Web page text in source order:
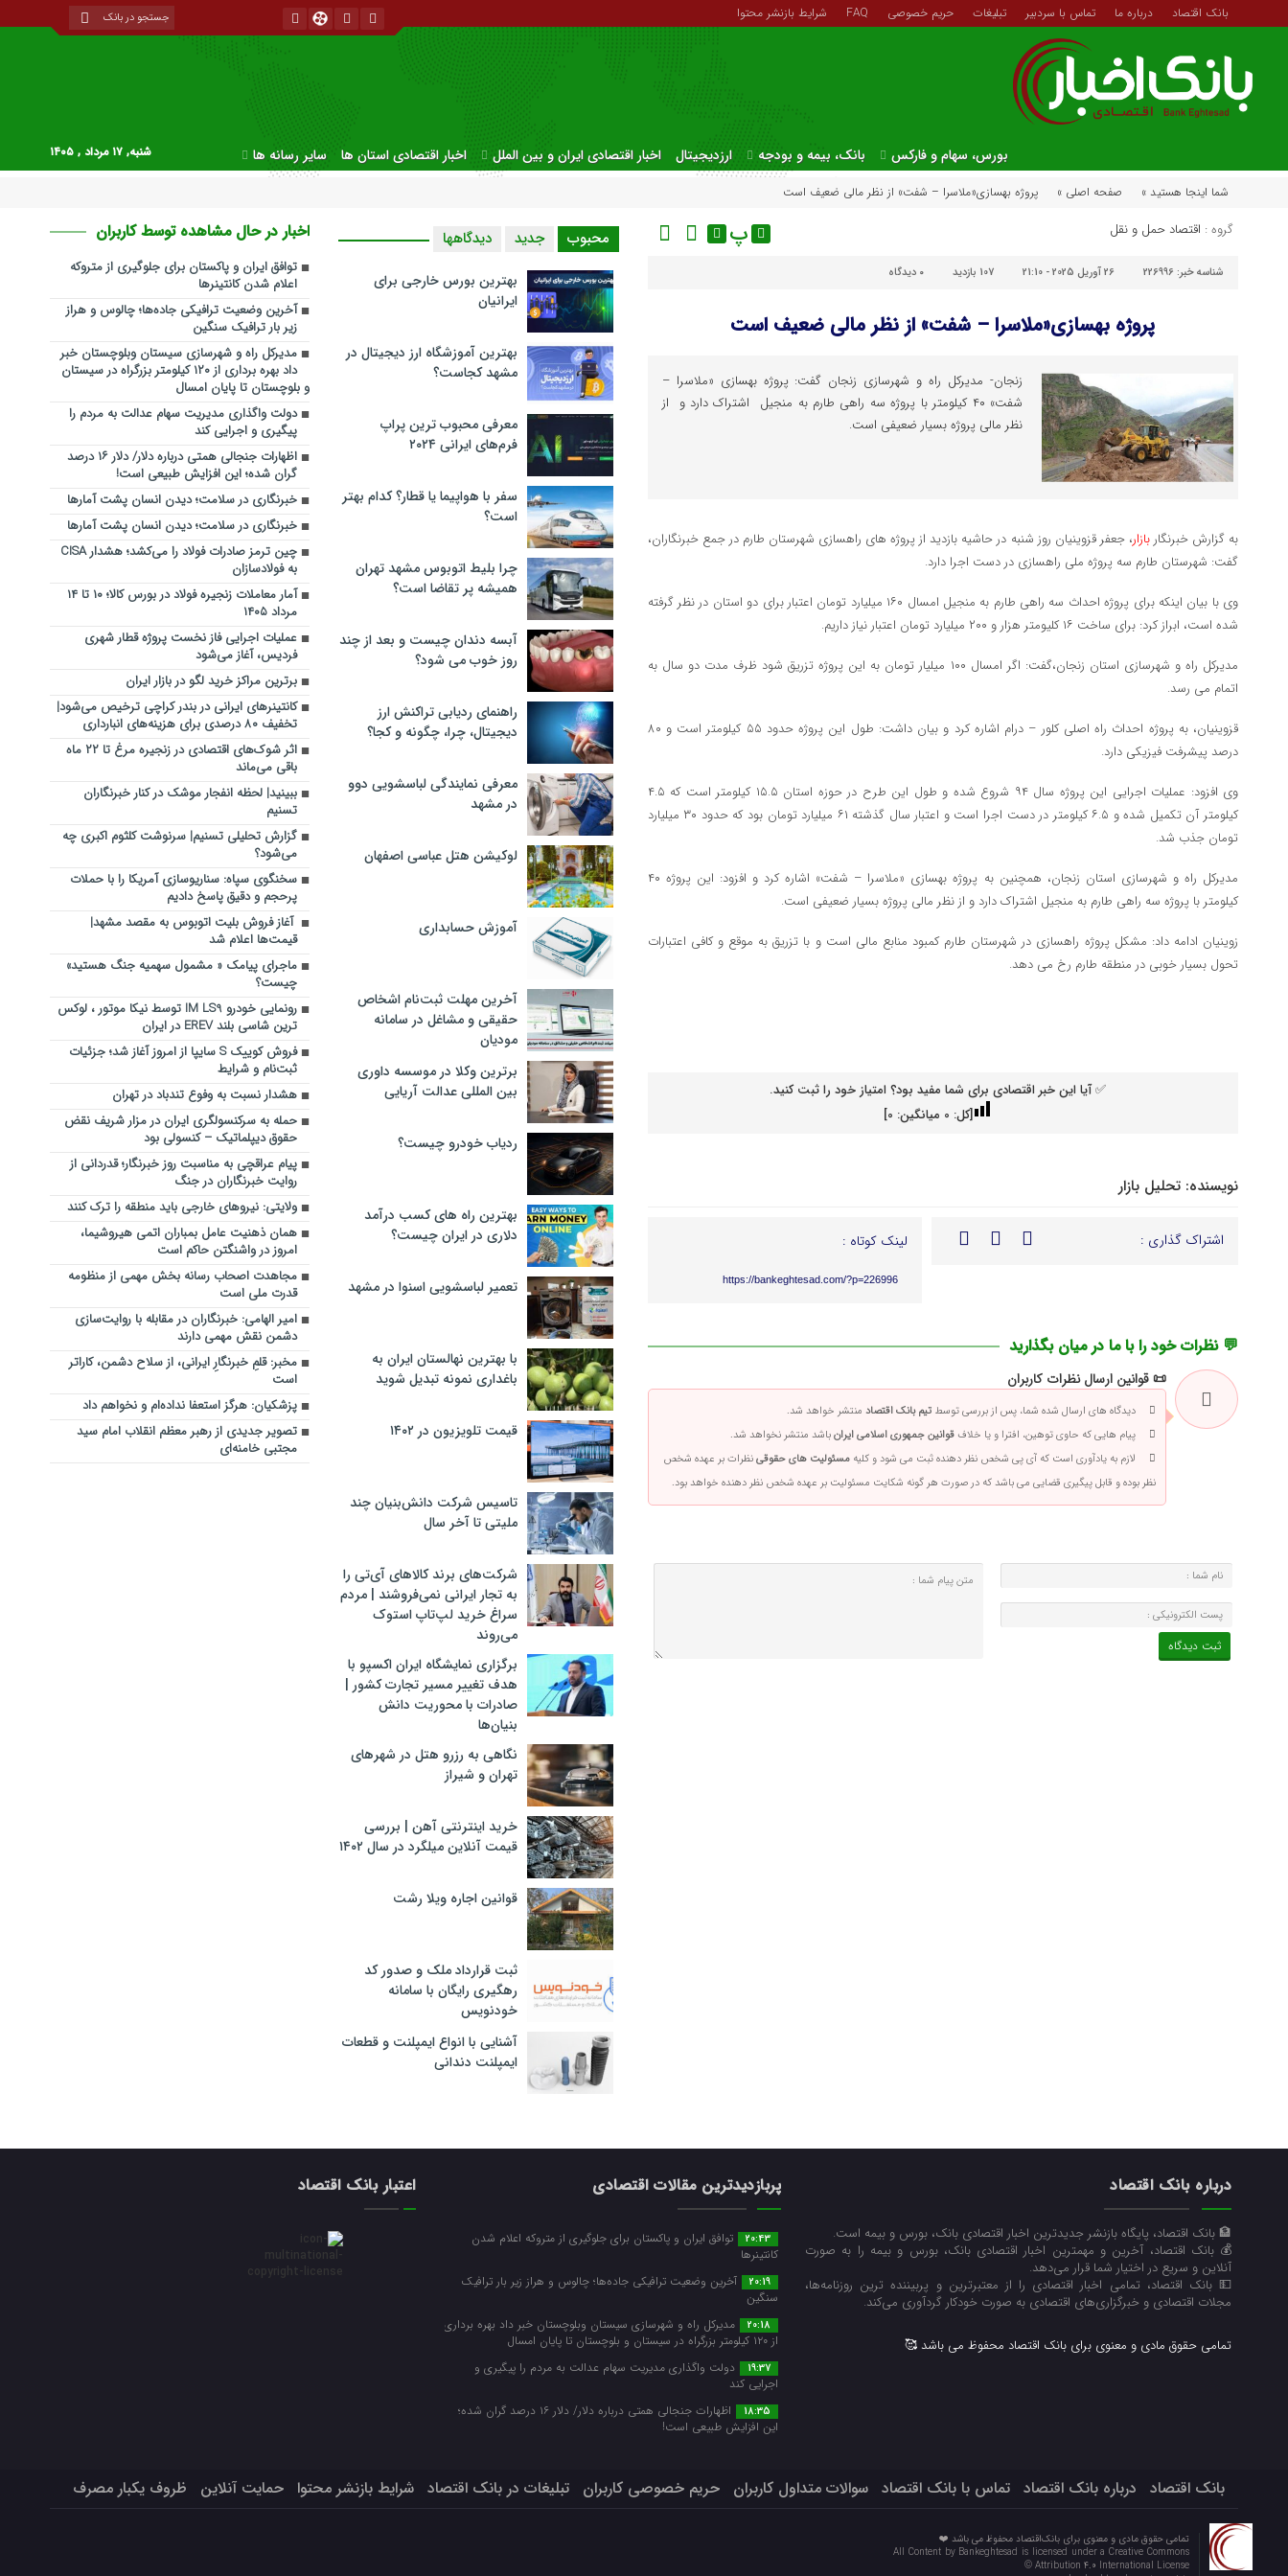
بانک اقتصاد درباره ما تماس با سردبیر تبلیغات حریم خصوصی FAQ شرایط بازنشر محتوا
بورس، سهام و فارکس بانک، بیمه و بودجه ارزدیجیتال اخبار اقتصادی ایران و بین الملل اخبار اقتصادی استان ها سایر رسانه ها شنبه, ۱۷ مرداد , ۱۴۰۵
شما اینجا هستید » صفحه اصلی » پروژه بهسازی«ملاسرا – شفت» از نظر مالی ضعیف است
گروه : اقتصاد حمل و نقل پ
شناسه خبر: 226996 26 آوریل 2025 - 21:10 107 بازدید ۰ دیدگاه
پروژه بهسازی«ملاسرا – شفت» از نظر مالی ضعیف است
زنجان- مدیرکل راه و شهرسازی زنجان گفت: پروژه بهسازی «ملاسرا –
شفت» ۴۰ کیلومتر با پروژه سه راهی طارم به منجیل اشتراک دارد و از
نظر مالی پروژه بسیار ضعیفی است.
به گزارش خبرنگار بازار، جعفر قزوینیان روز شنبه در حاشیه بازدید از پروژه های راهسازی شهرستان طارم در جمع خبرنگاران،
گفت: شهرستان طارم سه پروژه ملی راهسازی در دست اجرا دارد.
وی با بیان اینکه برای پروژه احداث سه راهی طارم به منجیل امسال ۱۶۰ میلیارد تومان اعتبار برای دو استان در نظر گرفته
شده است، ابراز کرد: برای ساخت ۱۶ کلیومتر هزار و ۲۰۰ میلیارد تومان اعتبار نیاز داریم.
مدیرکل راه و شهرسازی استان زنجان،گفت: اگر امسال ۱۰۰ میلیار تومان به این پروژه تزریق شود ظرف مدت دو سال به
اتمام می رسد.
قزوینیان، به پروژه احداث راه اصلی کلور – درام اشاره کرد و بیان داشت: طول این پروژه حدود ۵۵ کیلومتر است و ۸۰
درصد پیشرفت فیزیکی دارد.
وی افزود: عملیات اجرایی این پروژه سال ۹۴ شروع شده و طول این طرح در حوزه استان ۱۵.۵ کیلومتر است که ۴.۵
کیلومتر آن تکمیل شده و ۶.۵ کیلومتر در دست اجرا است و اعتبار سال گذشته ۶۱ میلیارد تومان بود که حدود ۳۰ میلیارد
تومان جذب شد.
مدیرکل راه و شهرسازی استان زنجان، همچنین به پروژه بهسازی «ملاسرا – شفت» اشاره کرد و افزود: این پروژه ۴۰
کیلومتر با پروژه سه راهی طارم به منجیل اشتراک دارد و از نظر مالی پروژه بسیار ضعیفی است.
زوینیان ادامه داد: مشکل پروژه راهسازی در شهرستان طارم کمبود منابع مالی است و با تزریق به موقع و کافی اعتبارات
تحول بسیار خوبی در منطقه طارم رخ می دهد.
✅ آیا این خبر اقتصادی برای شما مفید بود؟ امتیاز خود را ثبت کنید.
[کل: 0 میانگین: 0
]
نویسنده: تحلیل بازار
اشتراک گذاری : لینک کوتاه :
https://bankeghtesad.com/?p=226996
💬 نظرات خود را با ما در میان بگذارید
📜 قوانین ارسال نظرات کاربران
دیدگاه های ارسال شده شما، پس از بررسی توسط تیم بانک اقتصاد منتشر خواهد شد.
پیام هایی که حاوی توهین، افترا و یا خلاف قوانین جمهوری اسلامی ایرانباشد منتشر نخواهد شد.
لازم به یادآوری است که آی پی شخص نظر دهنده ثبت می شود و کلیه مسئولیت های حقوقینظرات بر عهده شخص
نظر بوده و قابل پیگیری قضایی می باشد که در صورت هر گونه شکایت مسئولیت بر عهده شخص نظر دهنده خواهد بود.
محبوب جدید دیدگاهها
بهترین بورس خارجی برای
ایرانیان
بهترین آموزشگاه ارز دیجیتال در
مشهد کجاست؟
معرفی محبوب ترین پراپ
فرم‌های ایرانی ۲۰۲۴
سفر با هواپیما یا قطار؟ کدام بهتر
است؟
چرا بلیط اتوبوس مشهد تهران
همیشه پر تقاضا است؟
آبسه دندان چیست و بعد از چند
روز خوب می‌ شود؟
راهنمای ردیابی تراکنش ارز
دیجیتال، چرا، چگونه و کجا؟
معرفی نمایندگی لباسشویی دوو
در مشهد
لوکیشن هتل عباسی اصفهان
آموزش حسابداری
آخرین مهلت ثبت‌نام اشخاص
حقیقی و مشاغل در سامانه
مودیان
برترین وکلا در موسسه داوری
بین المللی عدالت آریایی
ردیاب خودرو چیست؟
بهترین راه های کسب درآمد
دلاری در ایران چیست؟
تعمیر لباسشویی اسنوا در مشهد
با بهترین نهالستان ایران به
باغداری نمونه تبدیل شوید
قیمت تلویزیون در ۱۴۰۲
تاسیس شرکت دانش‌بنیان چند
ملیتی تا آخر سال
شرکت‌های برند کالاهای آی‌تی را
به تجار ایرانی نمی‌فروشند | مردم
سراغ خرید لپ‌تاپ استوک
می‌روند
برگزاری نمایشگاه ایران اکسپو با
هدف تغییر مسیر تجارت کشور |
صادرات با محوریت دانش
بنیان‌ها
نگاهی به رزرو هتل در شهرهای
تهران و شیراز
خرید اینترنتی آهن | بررسی
قیمت آنلاین میلگرد در سال ۱۴۰۲
قوانین اجاره ویلا رشت
ثبت قرارداد ملک و صدور کد
رهگیری رایگان با سامانه
خودنویس
آشنایی با انواع ایمپلنت و قطعات
ایمپلنت دندانی
اخبار در حال مشاهده توسط کاربران
توافق ایران و پاکستان برای جلوگیری از متروکه
اعلام شدن کانتینرها
آخرین وضعیت ترافیکی جاده‌ها؛ چالوس و هراز
زیر بار ترافیک سنگین
مدیرکل راه و شهرسازی سیستان وبلوچستان خبر
داد بهره برداری از ۱۲۰ کیلومتر بزرگراه در سیستان
و بلوچستان تا پایان امسال
دولت واگذاری مدیریت سهام عدالت به مردم را
پیگیری و اجرایی کند
اظهارات جنجالی همتی درباره دلار/ دلار ۱۶ درصد
گران شده؛ این افزایش طبیعی است!
خبرنگاری در سلامت؛ دیدن انسان پشت آمارها
خبرنگاری در سلامت؛ دیدن انسان پشت آمارها
چین ترمز صادرات فولاد را می‌کشد؛ هشدار CISA
به فولادسازان
آمار معاملات زنجیره فولاد در بورس کالا؛ ۱۰ تا ۱۴
مرداد ۱۴۰۵
عملیات اجرایی فاز نخست پروژه قطار شهری
فردیس، آغاز می‌شود
برترین مراکز خرید لگو در بازار ایران
کانتینرهای ایرانی در بندر کراچی ترخیص می‌شود|
تخفیف ۸۰ درصدی برای هزینه‌های انبارداری
اثر شوک‌های اقتصادی در زنجیره مرغ تا ۲۲ ماه
باقی می‌ماند
ببینید| لحظه انفجار موشک‌ در کنار خبرنگاران
تسنیم
گزارش تحلیلی تسنیم| سرنوشت کلثوم اکبری چه
می‌شود؟
سخنگوی سپاه: سناریوسازی آمریکا را با حملات
پرحجم‌‌ و دقیق‌ پاسخ دادیم
آغاز فروش بلیت اتوبوس به مقصد مشهد|
قیمت‌ها اعلام شد
ماجرای پیامک « مشمول سهمیه جنگ هستید»
چیست؟
رونمایی خودرو IM LS9 توسط نیکا موتور ، لوکس
ترین شاسی بلند EREV در ایران
فروش کوییک S سایپا از امروز آغاز شد؛ جزئیات
ثبت‌نام و شرایط
هشدار نسبت به وفوع تندباد در تهران
حمله به سرکنسولگری ایران در مزار شریف نقض
حقوق دیپلماتیک – کنسولی بود
پیام عراقچی به مناسبت روز خبرنگار؛ قدردانی از
روایت خبرنگاران در جنگ
ولایتی: نیروهای خارجی باید منطقه را ترک کنند
همان ذهنیت عامل بمباران اتمی هیروشیما،
امروز در واشنگتن حاکم است
مجاهدت اصحاب رسانه بخش مهمی از منظومه
قدرت ملی است
امیر الهامی: خبرنگاران در مقابله با روایت‌سازی
دشمن نقش مهمی دارند
مخبر: قلمِ خبرنگارِ ایرانی، از سلاح دشمن، کاراتر
است
پزشکیان: هرگز استعفا نداده‌ام و نخواهم داد
تصویر جدیدی از رهبر معظم انقلاب امام سید
مجتبی خامنه‌ای
درباره بانک اقتصاد
🏦 بانک اقتصاد، پایگاه بازنشر جدیدترین اخبار اقتصادی بانک، بورس و بیمه است.
💰 بانک اقتصاد، آخرین و مهمترین اخبار اقتصادی بانک، بورس و بیمه را به صورت
آنلاین و سریع در اختیار شما قرار می‌‌دهد.
💵 بانک اقتصاد، تمامی اخبار اقتصادی را از معتبرترین و پربیننده ترین روزنامه‌ها،
مجلات اقتصادی و خبرگزاری‌های اقتصادی به صورت خودکار گردآوری می‌کند.
تمامی حقوق مادی و معنوی برای بانک اقتصاد محفوظ می باشد 🥰
پربازدیدترین مقالات اقتصادی
20:43
توافق ایران و پاکستان برای جلوگیری از متروکه اعلام شدن
کانتینرها
20:19
آخرین وضعیت ترافیکی جاده‌ها؛ چالوس و هراز زیر بار ترافیک
سنگین
20:18
مدیرکل راه و شهرسازی سیستان وبلوچستان خبر داد بهره برداری
از ۱۲۰ کیلومتر بزرگراه در سیستان و بلوچستان تا پایان امسال
19:37
دولت واگذاری مدیریت سهام عدالت به مردم را پیگیری و
اجرایی کند
18:35
اظهارات جنجالی همتی درباره دلار/ دلار ۱۶ درصد گران شده؛
این افزایش طبیعی است!
اعتبار بانک اقتصاد
بانک اقتصاد درباره بانک اقتصاد تماس با بانک اقتصاد سوالات متداول کاربران حریم خصوصی کاربران تبلیغات در بانک اقتصاد شرایط بازنشر محتوا حمایت آنلاین ظروف یکبار مصرف
تمامی حقوق مادی و معنوی برای بانک‌اقتصاد محفوظ می باشد ❤️
All Content by Bankeghtesad is licensed under a Creative Commons
Attribution 4.0 International License ©️